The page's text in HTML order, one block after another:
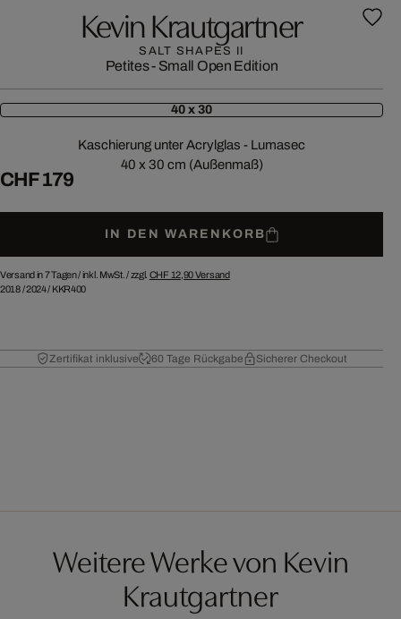
Kevin Krautgartner
SALT SHAPES II
Petites - Small Open Edition
40 x 30
Kaschierung unter Acrylglas - Lumasec
40 x 30 cm (Außenmaß)
CHF 179
IN DEN WARENKORB
Versand in 7 Tagen /inkl. MwSt. / zzgl. CHF 12,90Versand
2018/2024/ KKR400
Zertifikat inklusive 60 Tage Rückgabe Sicherer Checkout
Weitere Werke von Kevin
Krautgartner